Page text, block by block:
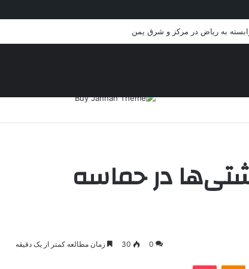
ایران؛ لطفا غافلگیر نشوید
در حماسه
0
30 زمان مطالعه کمتر از یک دقیقه
Odnoklassniki
پاکت